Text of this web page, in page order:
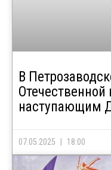
В
наступающим
07.05.2025 18:00